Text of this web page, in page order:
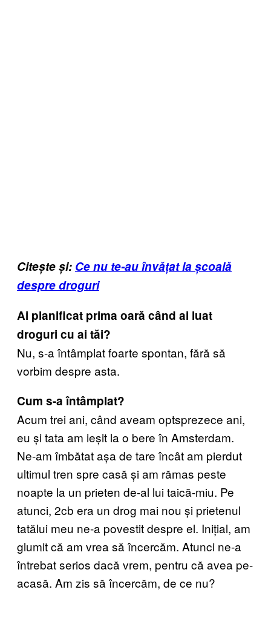
Citește și: Ce nu te-au învățat la școală
despre droguri
Ai planificat prima oară când ai luat
droguri cu ai tăi?
Nu, s-a întâmplat foarte spontan, fără să
vorbim despre asta.
Cum s-a întâmplat?
Acum trei ani, când aveam optsprezece ani,
eu și tata am ieșit la o bere în Amsterdam.
Ne-am îmbătat așa de tare încât am pierdut
ultimul tren spre casă și am rămas peste
noapte la un prieten de-al lui taică-miu. Pe
atunci, 2cb era un drog mai nou și prietenul
tatălui meu ne-a povestit despre el. Inițial, am
glumit că am vrea să încercăm. Atunci ne-a
întrebat serios dacă vrem, pentru că avea pe-
acasă. Am zis să încercăm, de ce nu?